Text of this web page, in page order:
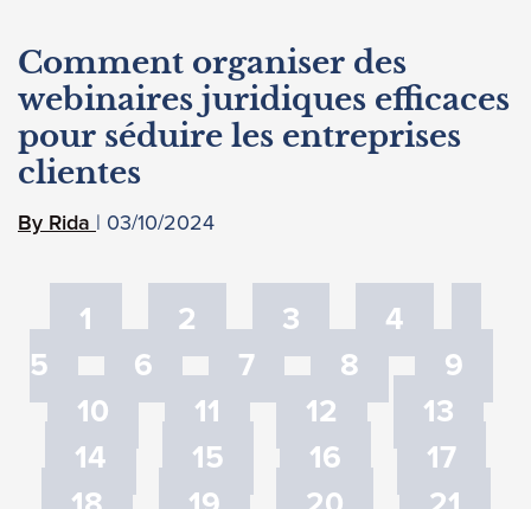
Comment organiser des
webinaires juridiques efficaces
pour séduire les entreprises
clientes
Rida 03/10/2024
1 2 3
4
5
6 7 8
9
10
11 12
13
14
15 16
17